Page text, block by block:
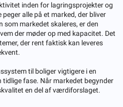
inden for lagringsprojekter og
alle på et marked, der bliver
som markedet skaleres, er den
der møder op med kapacitet. Det
der rent faktisk kan leveres
til boliger vigtigere i en
fase. Når markedet begynder
en del af værdiforslaget.